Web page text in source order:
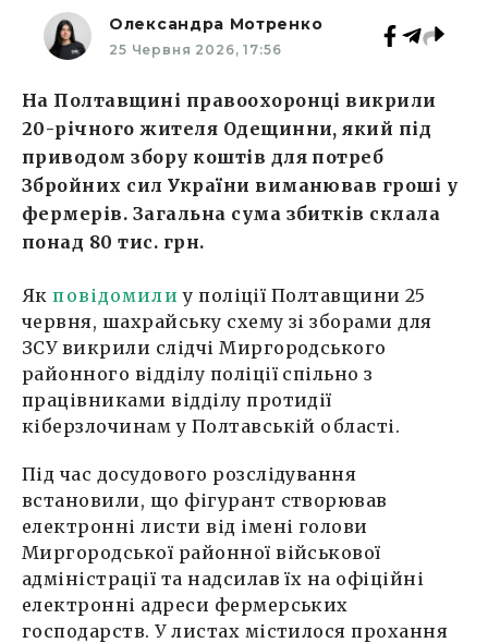
Олександра Мотренко
25 Червня 2026, 17:56
На Полтавщині правоохоронці викрили
20-річного жителя Одещинни, який під
приводом збору коштів для потреб
Збройних сил України виманював гроші у
фермерів. Загальна сума збитків склала
понад 80 тис. грн.
Якповідомили у поліції Полтавщини 25
червня, шахрайську схему зі зборами для
ЗСУ викрили слідчі Миргородського
районного відділу поліції спільно з
працівниками відділу протидії
кіберзлочинам у Полтавській області.
Під час досудового розслідування
встановили, що фігурант створював
електронні листи від імені голови
Миргородської районної військової
адміністрації та надсилав їх на офіційні
електронні адреси фермерських
господарств. У листах містилося прохання